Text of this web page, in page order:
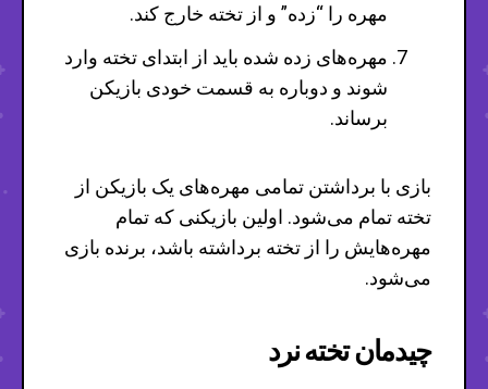
مهره را “زده” و از تخته خارج کند.
مهره‌های زده شده باید از ابتدای تخته وارد
شوند و دوباره به قسمت خودی بازیکن
برساند.
بازی با برداشتن تمامی مهره‌های یک بازیکن از
تخته تمام می‌شود. اولین بازیکنی که تمام
مهره‌هایش را از تخته برداشته باشد، برنده بازی
می‌شود.
چیدمان تخته نرد